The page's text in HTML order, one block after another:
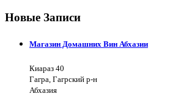
Новые Записи
Магазин Домашних Вин Абхазии
Киараз 40
Гагра, Гагрский р-н
Абхазия